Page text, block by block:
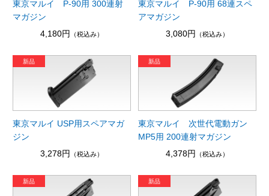
東京マルイ P-90用 300連射
マガジン
4,180円
（税込み）
東京マルイ P-90用 68連スペ
アマガジン
3,080円
（税込み）
東京マルイ USP用スペアマガ
ジン
3,278円
（税込み）
東京マルイ 次世代電動ガン
MP5用 200連射マガジン
4,378円
（税込み）